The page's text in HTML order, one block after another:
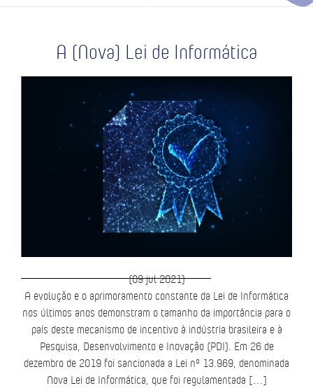
A (Nova) Lei de Informática
(09 jul 2021)
A evolução e o aprimoramento constante da Lei de Informática
nos últimos anos demonstram o tamanho da importância para o
país deste mecanismo de incentivo à indústria brasileira e à
Pesquisa, Desenvolvimento e Inovação (PDI). Em 26 de
dezembro de 2019 foi sancionada a Lei nº 13.969, denominada
Nova Lei de Informática, que foi regulamentada […]